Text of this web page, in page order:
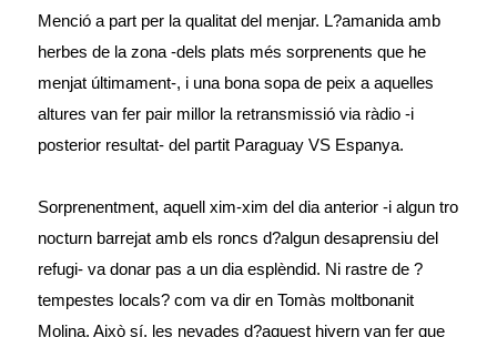
Menció a part per la qualitat del menjar. L?amanida amb
herbes de la zona -dels plats més sorprenents que he
menjat últimament-, i una bona sopa de peix a aquelles
altures van fer pair millor la retransmissió via ràdio -i
posterior resultat- del partit Paraguay VS Espanya.
Sorprenentment, aquell xim-xim del dia anterior -i algun tro
nocturn barrejat amb els roncs d?algun desaprensiu del
refugi- va donar pas a un dia esplèndid. Ni rastre de ?
tempestes locals? com va dir en Tomàs moltbonanit
Molina. Això sí, les nevades d?aquest hivern van fer que